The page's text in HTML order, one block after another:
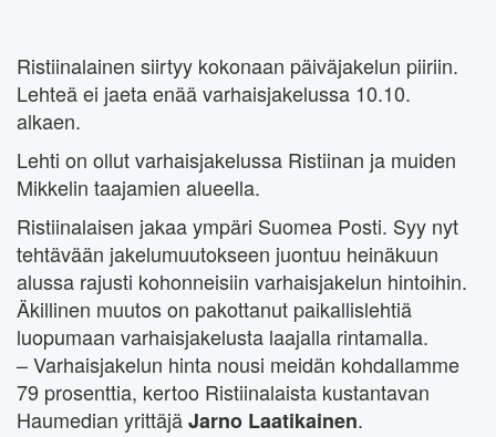
Ristiinalainen siirtyy kokonaan päiväjakelun piiriin.
Lehteä ei jaeta enää varhaisjakelussa 10.10.
alkaen.
Lehti on ollut varhaisjakelussa Ristiinan ja muiden
Mikkelin taajamien alueella.
Ristiinalaisen jakaa ympäri Suomea Posti. Syy nyt
tehtävään jakelumuutokseen juontuu heinäkuun
alussa rajusti kohonneisiin varhaisjakelun hintoihin.
Äkillinen muutos on pakottanut paikallislehtiä
luopumaan varhaisjakelusta laajalla rintamalla.
– Varhaisjakelun hinta nousi meidän kohdallamme
79 prosenttia, kertoo Ristiinalaista kustantavan
Haumedian yrittäjäJarno Laatikainen.